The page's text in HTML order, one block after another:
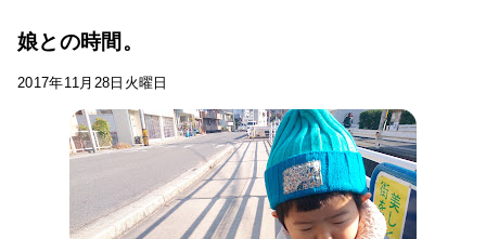
娘との時間。
2017年11月28日火曜日